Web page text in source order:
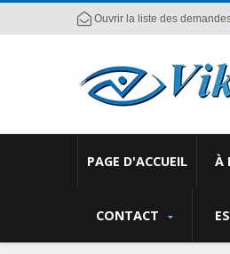
Ouvrir la liste des
PAGE D'ACCUEIL À
CONTACT